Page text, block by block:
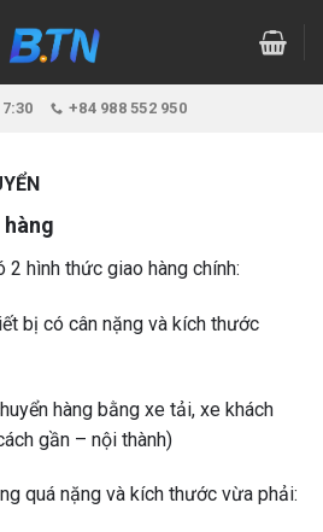
+84 988 552 950
2 hình thức giao hàng chính:
bị có cân nặng và kích thước
hàng bằng xe tải, xe khách
gần – nội thành)
quá nặng và kích thước vừa phải: